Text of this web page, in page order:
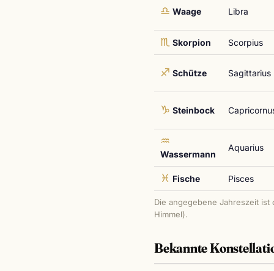
♎ Waage Libra
♏ Skorpion Scorpius
♐ Schütze Sagittarius
♑ Steinbock
♒
Wassermann
Aquarius
♓ Fische Pisces
Die angegebene Jahreszeit
Himmel).
Bekannte